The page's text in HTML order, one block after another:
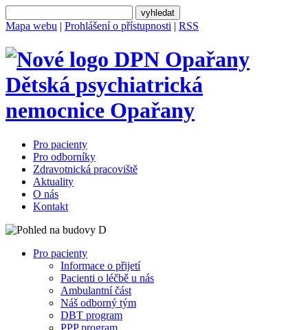
Mapa webu | Prohlášení o přístupnosti | RSS
Dětská psychiatrická
nemocnice Opařany
Pro pacienty
Pro odborníky
Zdravotnická pracoviště
Aktuality
O nás
Kontakt
Pro pacienty
Informace o přijetí
Pacienti o léčbě u nás
Ambulantní část
Náš odborný tým
DBT program
PPP program